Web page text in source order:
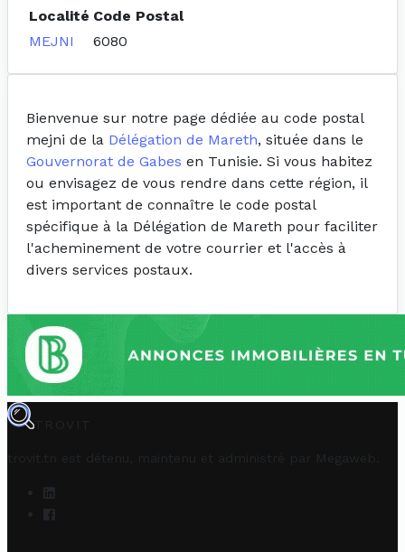
Localité Code Postal
MEJNI
6080
Bienvenue sur notre page dédiée au code postal
mejni de la Délégation de Mareth, située dans le
Gouvernorat de Gabes en Tunisie. Si vous habitez
ou envisagez de vous rendre dans cette région, il
est important de connaître le code postal
spécifique à la Délégation de Mareth pour faciliter
l'acheminement de votre courrier et l'accès à
divers services postaux.
TROVIT
trovit.tn est détenu, maintenu et administré par Megaweb